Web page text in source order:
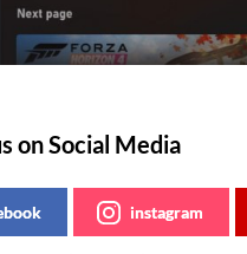
on Social Media
instagram